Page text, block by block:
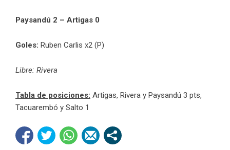
Paysandú 2 – Artigas 0
Goles: Ruben Carlis x2 (P)
Libre: Rivera
Tabla de posiciones: Artigas, Rivera y Paysandú 3 pts,
Tacuarembó y Salto 1